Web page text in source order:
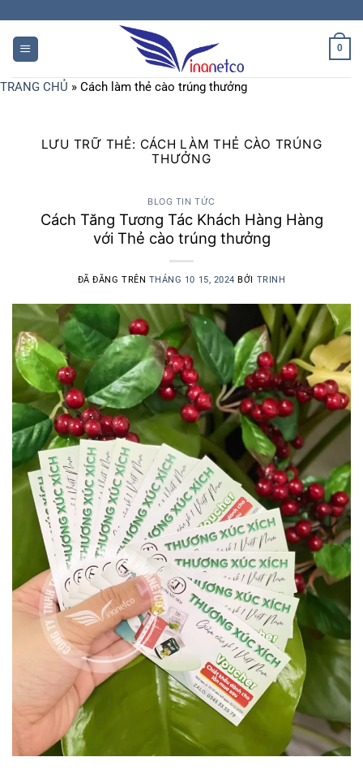
0
TRANG CHỦ » Cách làm thẻ cào trúng thưởng
LƯU TRỮ THẺ: CÁCH LÀM THẺ CÀO TRÚNG
THƯỞNG
BLOG TIN TỨC
Cách Tăng Tương Tác Khách Hàng Hàng
với Thẻ cào trúng thưởng
ĐÃ ĐĂNG TRÊN THÁNG 10 15, 2024 BỞI TRINH